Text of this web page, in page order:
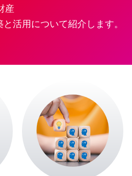
産
活用について紹介します。